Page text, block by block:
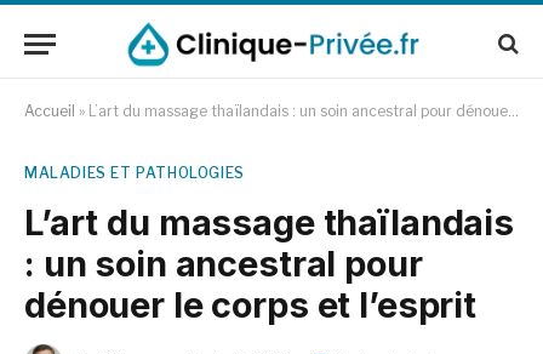
Accueil » L’art du massage thaïlandais : un soin ancestral pour dénouer le corps et l’esprit
MALADIES ET PATHOLOGIES
L’art du massage thaïlandais
: un soin ancestral pour
dénouer le corps et l’esprit